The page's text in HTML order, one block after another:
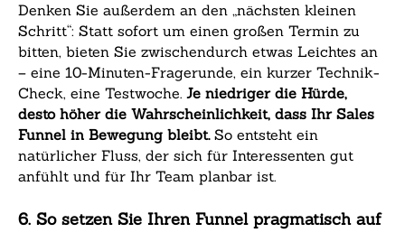
Denken Sie außerdem an den „nächsten kleinen
Schritt“: Statt sofort um einen großen Termin zu
bitten, bieten Sie zwischendurch etwas Leichtes an
– eine 10-Minuten-Fragerunde, ein kurzer Technik-
Check, eine Testwoche. Je niedriger die Hürde,
desto höher die Wahrscheinlichkeit, dass Ihr Sales
Funnel in Bewegung bleibt.So entsteht ein
natürlicher Fluss, der sich für Interessenten gut
anfühlt und für Ihr Team planbar ist.
6. So setzen Sie Ihren Funnel pragmatisch auf